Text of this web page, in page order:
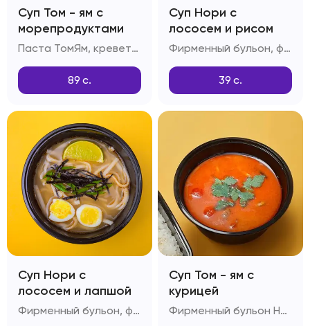
Суп Том - ям с
морепродуктами
Паста ТомЯм, креветки, мидии, шампиньоны, снежный краб, помидоры черри
89 с.
Суп Нори с
лососем и рисом
Фирменный бульон, филе лосося, отварной рис, куриное яйцо, паста Том-ям, рыбный соус, зеленый лук
39 с.
Суп Нори с
лососем и лапшой
Фирменный бульон, филе лосося, китайская лапша, куриное яйцо, паста Том-ям, рыбный соус, зеленый лук
Суп Том - ям с
курицей
Фирменный бульон Нори, рис, филе куриное, шампиньоны, помидоры Черри, паста Том-ям, кокосовое молоко, лайм, соус Рыбный, чеснок, стручковый перец, зелень